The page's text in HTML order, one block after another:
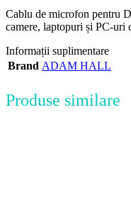
Cablu de microfon pentru
camere, laptopuri și PC-uri
Informații suplimentare
Brand ADAM HALL
Produse similare